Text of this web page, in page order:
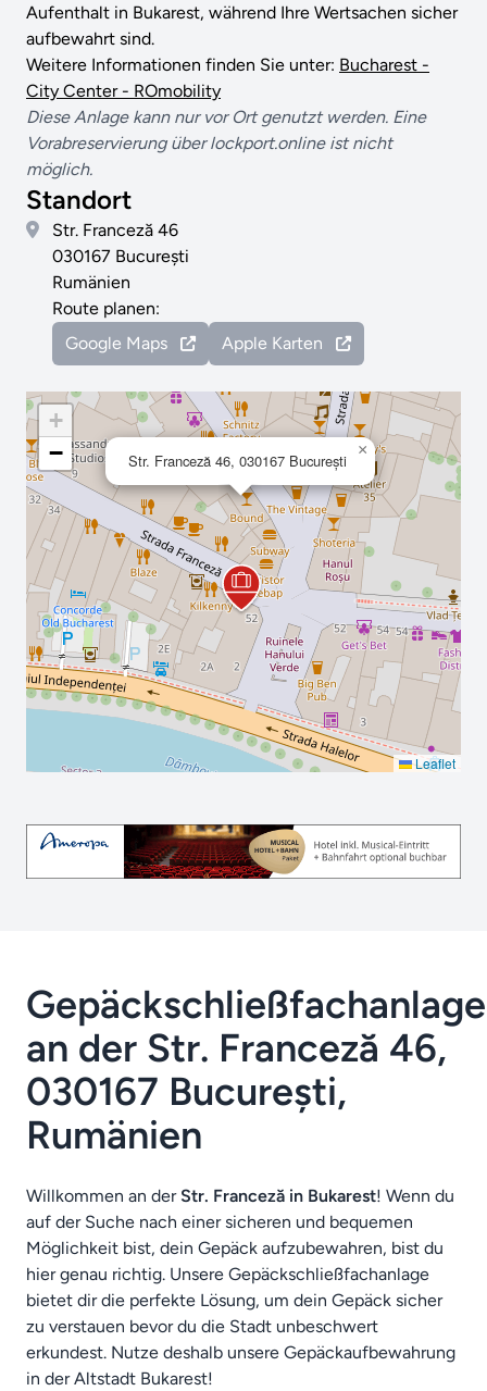
Aufenthalt in Bukarest, während Ihre Wertsachen sicher
aufbewahrt sind.
Weitere Informationen finden Sie unter: Bucharest -
City Center - ROmobility
Diese Anlage kann nur vor Ort genutzt werden. Eine
Vorabreservierung über lockport.online ist nicht
möglich.
Standort
Str. Franceză 46
030167 București
Rumänien
Route planen:
Google Maps
Apple Karten
Str. Franceză 46, 030167 București
×
+
−
Leaflet
Gepäckschließfachanlage
an der Str. Franceză 46,
030167 București,
Rumänien
Willkommen an der Str. Franceză in Bukarest! Wenn du
auf der Suche nach einer sicheren und bequemen
Möglichkeit bist, dein Gepäck aufzubewahren, bist du
hier genau richtig. Unsere Gepäckschließfachanlage
bietet dir die perfekte Lösung, um dein Gepäck sicher
zu verstauen bevor du die Stadt unbeschwert
erkundest. Nutze deshalb unsere Gepäckaufbewahrung
in der Altstadt Bukarest!